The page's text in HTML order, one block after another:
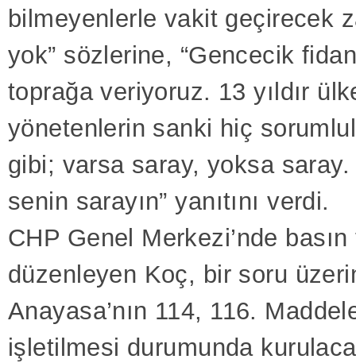
bilmeyenlerle vakit geçirecek
yok” sözlerine, “Gencecik
toprağa veriyoruz. 13 yıldır
yönetenlerin sanki hiç
gibi; varsa saray, yoksa saray.
senin sarayın” yanıtını verdi.
CHP Genel Merkezi’nde basın
düzenleyen Koç, bir soru
Anayasa’nın 114, 116.
işletilmesi durumunda